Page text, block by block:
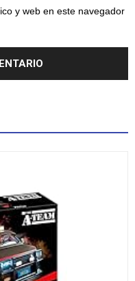
y web en este navegador